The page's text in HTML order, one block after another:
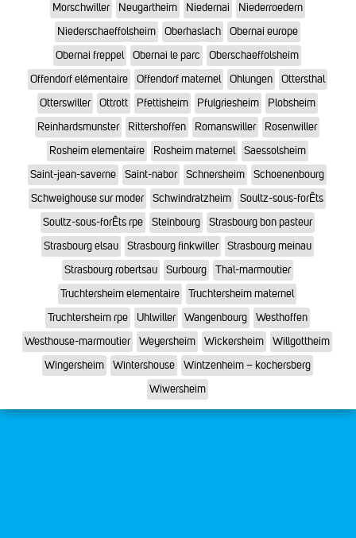
Morschwiller
Neugartheim Niedernai
Niederroedern
Niederschaeffolsheim
Oberhaslach
Obernai europe
Obernai freppel
Obernai le parc
Oberschaeffolsheim
Offendorf elémentaire
Offendorf maternel Ohlungen
Ottersthal
Otterswiller
Ottrott Pfettisheim Pfulgriesheim
Plobsheim
Reinhardsmunster
Rittershoffen Romanswiller
Rosenwiller
Rosheim elementaire
Rosheim maternel
Saessolsheim
Saint-jean-saverne
Saint-nabor Schnersheim
Schoenenbourg
Schweighouse sur moder
Schwindratzheim
Soultz-sous-forÊts
Soultz-sous-forÊts rpe
Steinbourg
Strasbourg bon pasteur
Strasbourg elsau
Strasbourg finkwiller
Strasbourg meinau
Strasbourg robertsau
Surbourg
Thal-marmoutier
Truchtersheim elementaire
Truchtersheim maternel
Truchtersheim rpe
Uhlwiller Wangenbourg
Westhoffen
Westhouse-marmoutier
Weyersheim Wickersheim
Willgottheim
Wingersheim
Wintershouse
Wintzenheim – kochersberg
Wiwersheim